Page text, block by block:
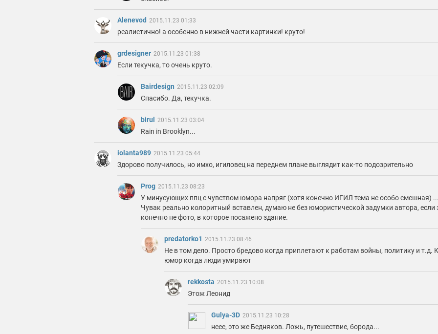
Alenevod 2015.11.23 01:33
реалистично! а особенно в нижней части картинки! круто!
grdesigner 2015.11.23 01:38
Если текучка, то очень круто.
Bairdesign 2015.11.23 02:09
Спасибо. Да, текучка.
birul 2015.11.23 03:04
Rain in Brooklyn...
iolanta989 2015.11.23 05:44
Здорово получилось, но имхо, игиловец на переднем плане выглядит как-то подозрительно
Prog 2015.11.23 08:23
У минусующих ппц с чувством юмора напряг (хотя конечно ИГИЛ тема не особо смешная)
Чувак реально колоритный вставлен, думаю не без юмористической задумки автора, если
конечно не фото, в которое посажено здание.
predatorko1 2015.11.23 08:46
Не в том дело. Просто бредово когда приплетают к работам войны, политику и т.д.
юмор когда люди умирают
rekkosta 2015.11.23 10:08
Этож Леонид
Gulya-3D 2015.11.23 10:28
неее, это же Бедняков. Ложь, путешествие, борода...